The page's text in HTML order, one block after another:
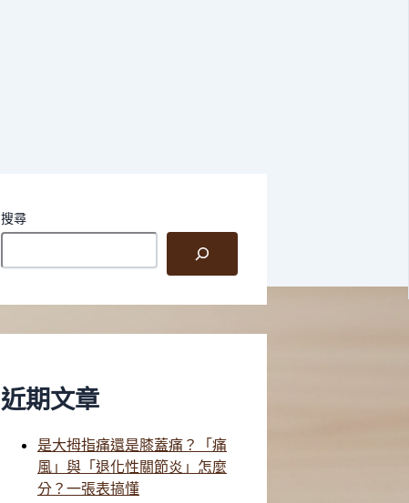
搜尋
近期文章
是大拇指痛還是膝蓋痛？「痛
風」與「退化性關節炎」怎麼
分？一張表搞懂